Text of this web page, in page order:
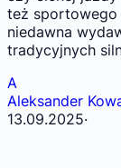
też sportowego
niedawna
tradycyjnych
A
Aleksander
13.09.2025·